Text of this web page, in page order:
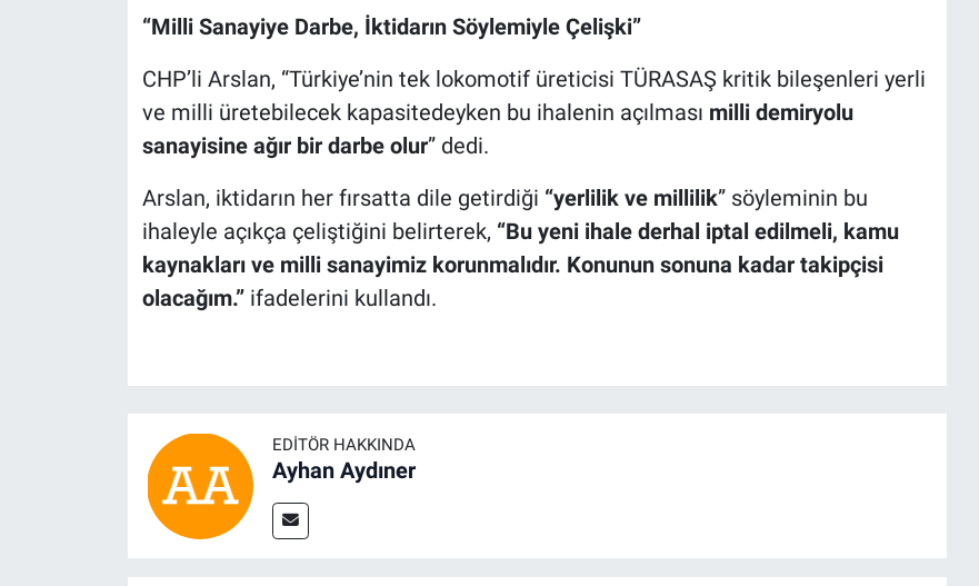
“Milli Sanayiye Darbe, İktidarın Söylemiyle Çelişki”
CHP’li Arslan, “Türkiye’nin tek lokomotif üreticisi TÜRASAŞ kritik bileşenleri yerli
ve milli üretebilecek kapasitedeyken bu ihalenin açılması milli demiryolu
sanayisine ağır bir darbe olur” dedi.
Arslan, iktidarın her fırsatta dile getirdiği “yerlilik ve millilik” söyleminin bu
ihaleyle açıkça çeliştiğini belirterek, “Bu yeni ihale derhal iptal edilmeli, kamu
kaynakları ve milli sanayimiz korunmalıdır. Konunun sonuna kadar takipçisi
olacağım.” ifadelerini kullandı.
EDITÖR HAKKINDA
Ayhan Aydıner